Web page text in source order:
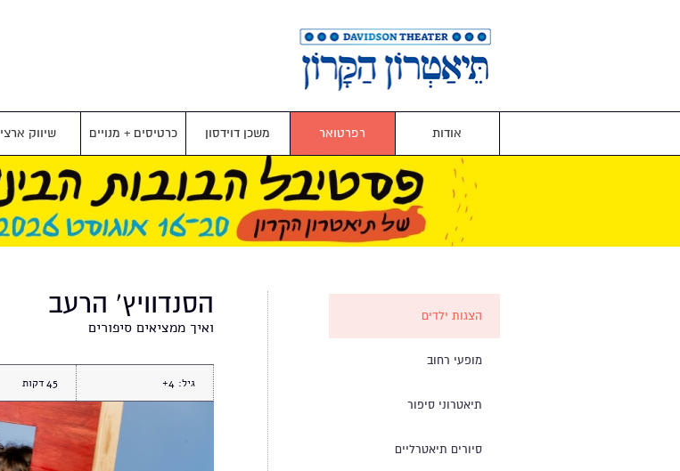
אודות רפרטואר משכן דוידסון כרטיסים + מנויים שיווק ארצי
הצגות ילדים
מופעי רחוב
תיאטרוני סיפור
סיורים תיאטרליים
הסנדוויץ' הרעב
ואיך ממציאים סיפורים
גיל: 4+
45